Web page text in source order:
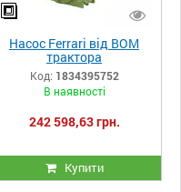
Насос Ferrari від ВОМ
трактора
Код: 1834395752
В наявності
242 598,63 грн.
Купити